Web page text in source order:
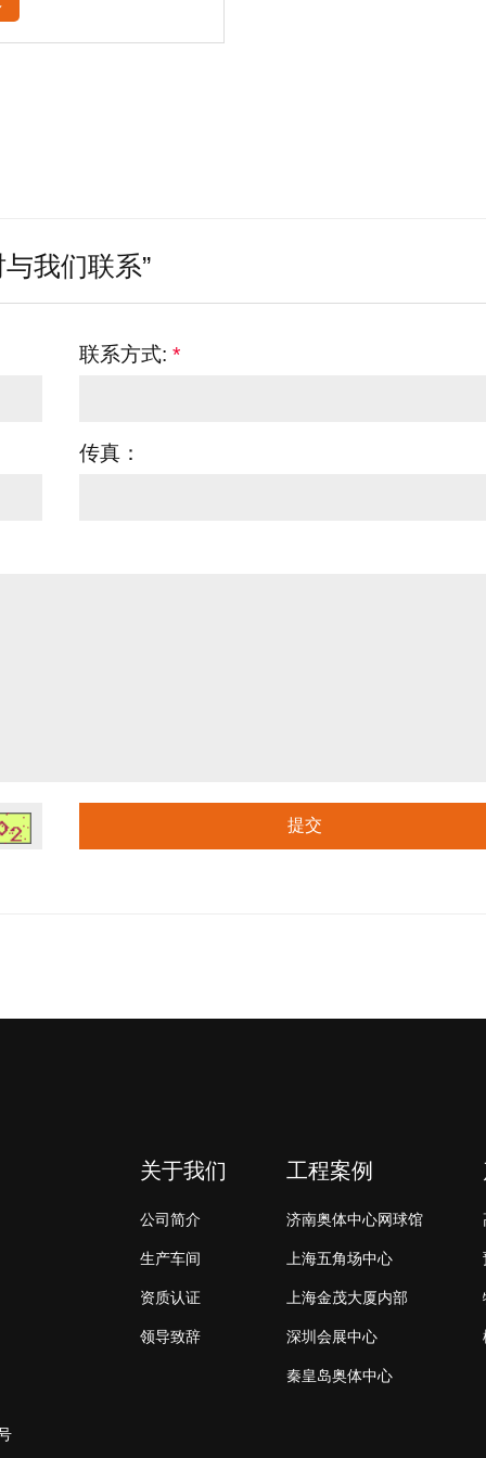
我们联系”
联系方式:*
传真：
关于我们
公司简介
生产车间
资质认证
领导致辞
工程案例
济南奥体中心网球馆
上海五角场中心
上海金茂大厦内部
深圳会展中心
秦皇岛奥体中心